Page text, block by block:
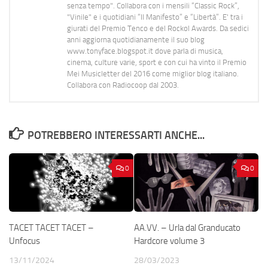
senza tempo". Collabora con i mensili “Classic Rock”,
"Vinile" e i quotidiani “Il Manifesto” e “Libertà”. E' tra i
giurati del Premio Tenco e del Rockol Awards. Da sedici
anni aggiorna quotidianamente il suo blog
www.tonyface.blogspot.it dove parla di musica,
cinema, culture varie, sport e con cui ha vinto il Premio
Mei Musicletter del 2016 come miglior blog italiano.
Collabora con Radiocoop dal 2003.
POTREBBERO INTERESSARTI ANCHE...
0
TACET TACET TACET –
Unfocus
13/11/2024
0
AA.VV. – Urla dal Granducato
Hardcore volume 3
28/03/2023